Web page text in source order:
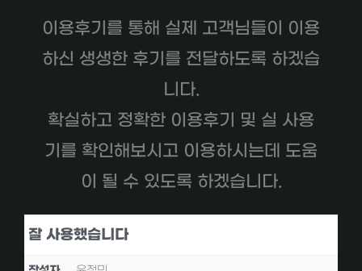
이용후기를 통해 실제 고객님들이 이용
하신 생생한 후기를 전달하도록 하겠습
니다.
확실하고 정확한 이용후기 및 실 사용
기를 확인해보시고 이용하시는데 도움
이 될 수 있도록 하겠습니다.
잘 사용했습니다